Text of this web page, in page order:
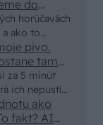
horúčavách
a ako to
do
100
za 5 minút
ich nepustí
pivo.
tam
ako